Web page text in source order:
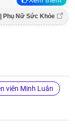
Phụ Nữ Sức Khỏe
viên Minh Luân